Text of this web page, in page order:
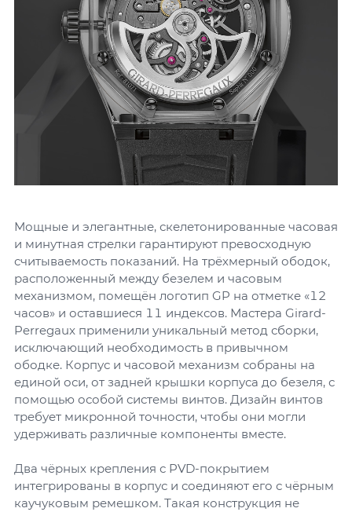
Мощные и элегантные, скелетонированные часовая
и минутная стрелки гарантируют превосходную
считываемость показаний. На трёхмерный ободок,
расположенный между безелем и часовым
механизмом, помещён логотип GP на отметке «12
часов» и оставшиеся 11 индексов. Мастера Girard-
Perregaux применили уникальный метод сборки,
исключающий необходимость в привычном
ободке. Корпус и часовой механизм собраны на
единой оси, от задней крышки корпуса до безеля, с
помощью особой системы винтов. Дизайн винтов
требует микронной точности, чтобы они могли
удерживать различные компоненты вместе.
Два чёрных крепления с PVD-покрытием
интегрированы в корпус и соединяют его с чёрным
каучуковым ремешком. Такая конструкция не